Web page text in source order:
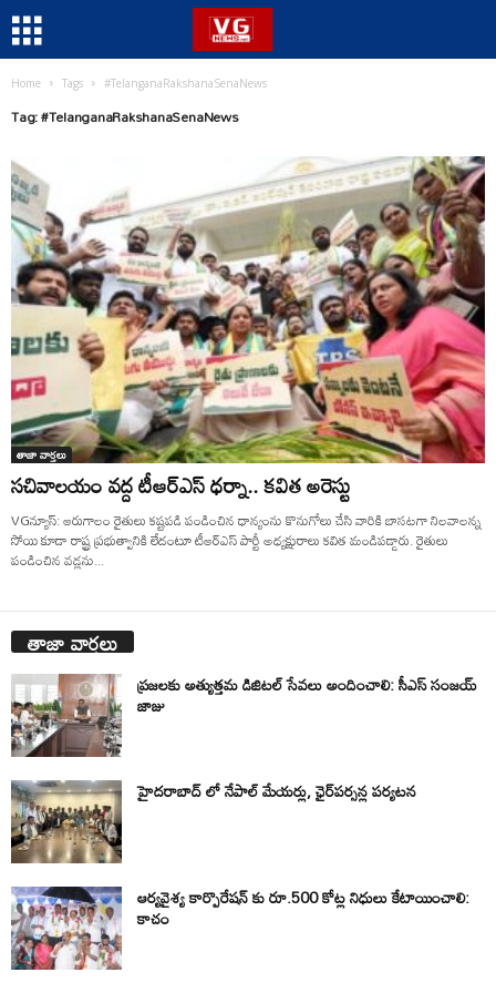
Home Tags #TelanganaRakshanaSenaNews
Tag: #TelanganaRakshanaSenaNews
తాజా వార్తలు
సచివాలయం వద్ద టీఆర్ఎస్ ధర్నా.. కవిత అరెస్టు
VGన్యూస్: ఆరుగాలం రైతులు కష్టపడి పండించిన ధాన్యంను కొనుగోలు చేసి వారికి బాసటగా నిలవాలన్న
సోయి కూడా రాష్ట్ర ప్రభుత్వానికి లేదంటూ టీఆర్ఎస్ పార్టీ అధ్యక్షురాలు కవిత మండిపడ్డారు. రైతులు
పండించిన వడ్లను...
తాజా వార్తలు
ప్రజలకు అత్యుత్తమ డిజిటల్ సేవలు అందించాలి: సీఎస్ సంజయ్
జాజు
హైదరాబాద్ లో నేపాల్ మేయర్లు, ఛైర్‌పర్సన్ల పర్యటన
ఆర్యవైశ్య కార్పొరేషన్ కు రూ.500 కోట్ల నిధులు కేటాయించాలి:
కాచం